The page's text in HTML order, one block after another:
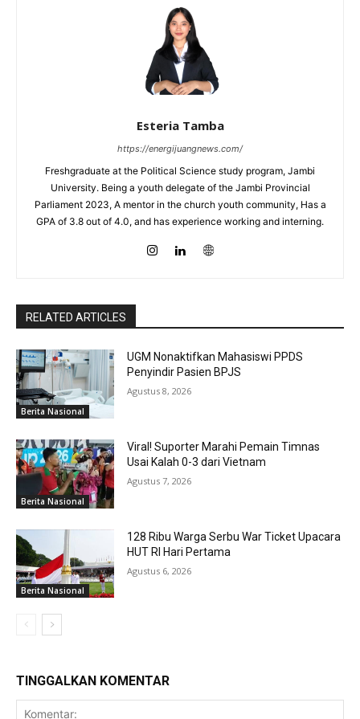
Esteria Tamba
https://energijuangnews.com/
Freshgraduate at the Political Science study program, Jambi
University. Being a youth delegate of the Jambi Provincial
Parliament 2023, A mentor in the church youth community, Has a
GPA of 3.8 out of 4.0, and has experience working and interning.
RELATED ARTICLES
Berita Nasional
UGM Nonaktifkan Mahasiswi PPDS
Penyindir Pasien BPJS
Agustus 8, 2026
Berita Nasional
Viral! Suporter Marahi Pemain Timnas
Usai Kalah 0-3 dari Vietnam
Agustus 7, 2026
Berita Nasional
128 Ribu Warga Serbu War Ticket Upacara
HUT RI Hari Pertama
Agustus 6, 2026
TINGGALKAN KOMENTAR